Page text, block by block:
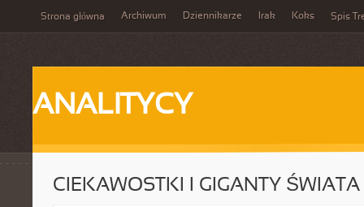
Strona główna Archiwum Dziennikarze Irak Koks Spis
ANALITYCY
CIEKAWOSTKI I GIGANTY ŚWIATA